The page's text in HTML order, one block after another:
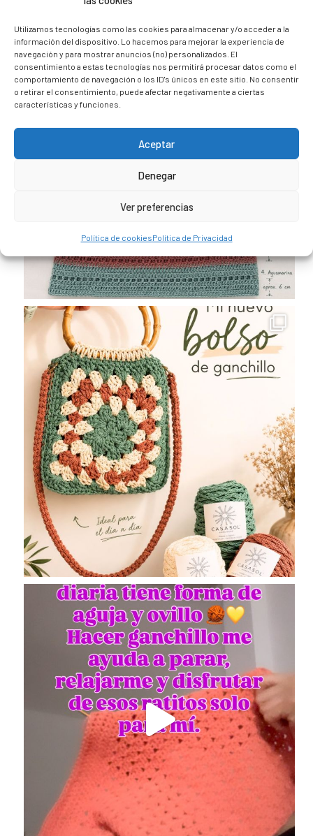
Utilizamos tecnologías como las cookies para almacenar y/o acceder a la
información del dispositivo. Lo hacemos para mejorar la experiencia de
navegación y para mostrar anuncios (no) personalizados. El
consentimiento a estas tecnologías nos permitirá procesar datos como el
comportamiento de navegación o los ID's únicos en este sitio. No consentir
o retirar el consentimiento, puede afectar negativamente a ciertas
características y funciones.
Aceptar
Denegar
Ver preferencias
Política de cookiesPolítica de Privacidad
@caravana_go Mi blog de viajes